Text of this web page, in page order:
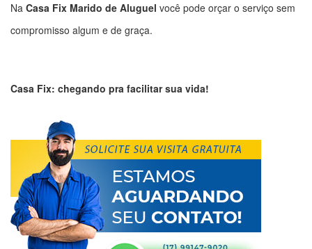
Na Casa Fix Marido de Aluguel você pode orçar o serviço sem
compromisso algum e de graça.
Casa Fix: chegando pra facilitar sua vida!